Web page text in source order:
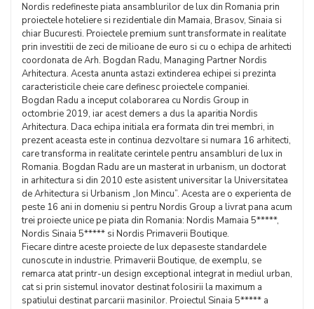
Nordis redefineste piata ansamblurilor de lux din Romania prin
proiectele hoteliere si rezidentiale din Mamaia, Brasov, Sinaia si
chiar Bucuresti. Proiectele premium sunt transformate in realitate
prin investitii de zeci de milioane de euro si cu o echipa de arhitecti
coordonata de Arh. Bogdan Radu, Managing Partner Nordis
Arhitectura. Acesta anunta astazi extinderea echipei si prezinta
caracteristicile cheie care definesc proiectele companiei.
Bogdan Radu a inceput colaborarea cu Nordis Group in
octombrie 2019, iar acest demers a dus la aparitia Nordis
Arhitectura. Daca echipa initiala era formata din trei membri, in
prezent aceasta este in continua dezvoltare si numara 16 arhitecti,
care transforma in realitate cerintele pentru ansambluri de lux in
Romania. Bogdan Radu are un masterat in urbanism, un doctorat
in arhitectura si din 2010 este asistent universitar la Universitatea
de Arhitectura si Urbanism „Ion Mincu”. Acesta are o experienta de
peste 16 ani in domeniu si pentru Nordis Group a livrat pana acum
trei proiecte unice pe piata din Romania: Nordis Mamaia 5*****,
Nordis Sinaia 5***** si Nordis Primaverii Boutique.
Fiecare dintre aceste proiecte de lux depaseste standardele
cunoscute in industrie. Primaverii Boutique, de exemplu, se
remarca atat printr-un design exceptional integrat in mediul urban,
cat si prin sistemul inovator destinat folosirii la maximum a
spatiului destinat parcarii masinilor. Proiectul Sinaia 5***** a